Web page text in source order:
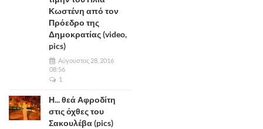
Κωστένη από τον
Πρόεδρο της
Δημοκρατίας (video,
pics)
Αύγουστος 28, 2016
08:56
1
Η... θεά Αφροδίτη
στις όχθες του
Σακουλέβα (pics)